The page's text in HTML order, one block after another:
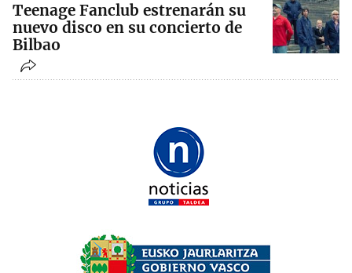
Teenage Fanclub estrenarán su
nuevo disco en su concierto de
Bilbao